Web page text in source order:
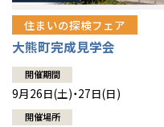
住まいの探検フェア
大熊町完成見学会
開催期間
9月26日(土)・27日(日)
開催場所